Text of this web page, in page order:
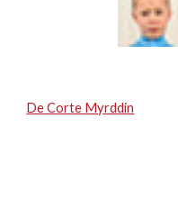
De Corte Myrddin